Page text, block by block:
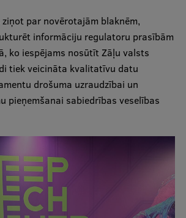
pilnveides kursi
celšanas kursi
izaugsmes centrs
pārbaude
un laboratorijas
par novērotajām blaknēm,
informāciju regulatoru prasībām
ko iespējams nosūtīt Zāļu valsts
tiek veicināta kvalitatīvu datu
drošuma uzraudzībai un
pieņemšanai sabiedrības veselības